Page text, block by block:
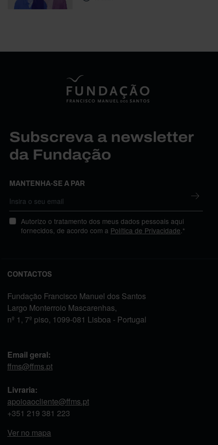
Subscreva a newsletter
da Fundação
MANTENHA-SE A PAR
Autorizo o tratamento dos meus dados pessoais aqui
fornecidos, de acordo com a Política de Privacidade .*
CONTACTOS
Fundação Francisco Manuel dos Santos
Largo Monterroio Mascarenhas,
nº 1, 7º piso, 1099-081 Lisboa - Portugal
Email geral:
ffms@ffms.pt
Livraria:
apoioaocliente@ffms.pt
+351 219 381 223
Ver no mapa